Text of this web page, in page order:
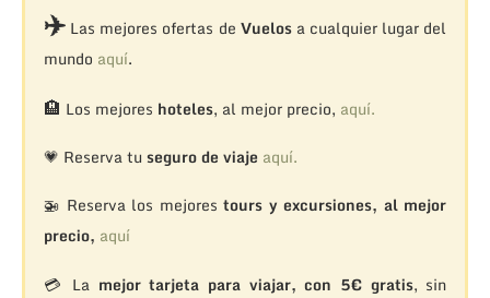
✈️Las mejores ofertas de Vuelosa cualquier lugar del
mundo aquí.
🏨 Los mejores hoteles, al mejor precio, aquí.
💗 Reserva tu seguro de viaje aquí.
🚁 Reserva los mejorestours y excursiones, al mejor
precio, aquí
💳 La mejor tarjeta para viajar, con 5€ gratis, sin